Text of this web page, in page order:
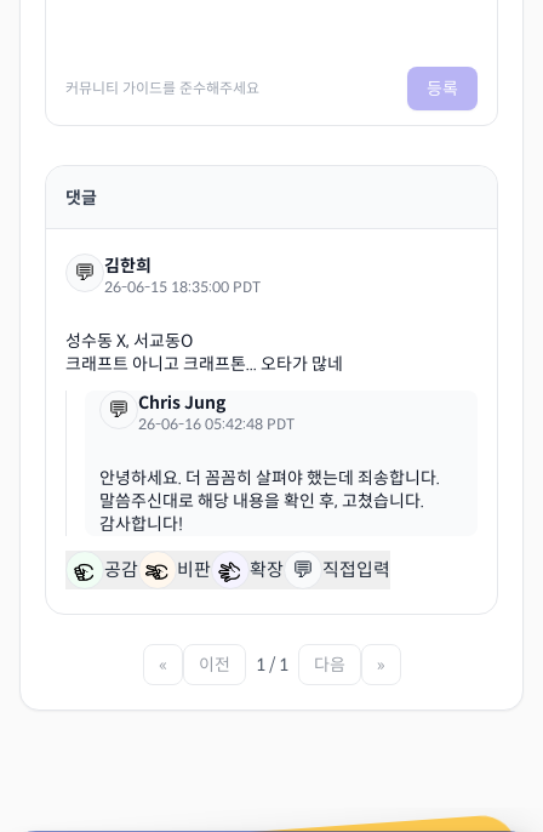
커뮤니티 가이드를 준수해주세요 등록
댓글
💬 김한희
26-06-15 18:35:00 PDT
성수동 X, 서교동O
💬 Chris Jung
26-06-16 05:42:48 PDT
안녕하세요. 더 꼼꼼히 살펴야 했는데 죄송합니다.
말씀주신대로 해당 내용을 확인 후, 고쳤습니다.
공감 비판 확장 💬 직접입력
« 이전 1 / 1 다음 »